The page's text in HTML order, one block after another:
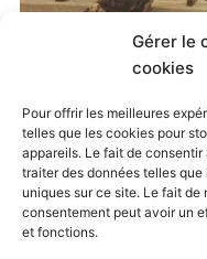
Gérer le
cookies
Pour offrir les meilleures
telles que les cookies pour
appareils. Le fait de
traiter des données telles
uniques sur ce site. Le fait de
consentement peut avoir un
et fonctions.
11
Installation du
trackbacks are
← Previous